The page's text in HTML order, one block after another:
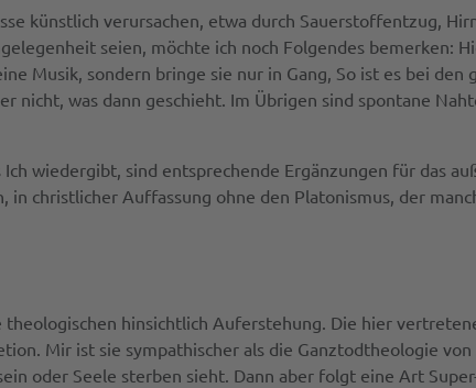
künstlich verursachen, etwa durch Sauerstoffentzug,
seien, möchte ich noch Folgendes bemerken:
Musik, sondern bringe sie nur in Gang, So ist es bei
nicht, was dann geschieht. Im Übrigen sind spontane
wiedergibt, sind entsprechende Ergänzungen für das
christlicher Auffassung ohne den Platonismus, der
hinsichtlich Auferstehung. Die hier
Mir ist sie sympathischer als die Ganztodtheologie
oder Seele sterben sieht. Dann aber folgt eine Art